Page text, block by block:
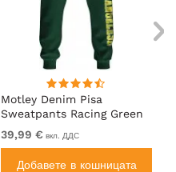
Motley Denim Pisa
Sweatpants Racing Green
39,99 € вкл. ДДС
Добавете в кошницата